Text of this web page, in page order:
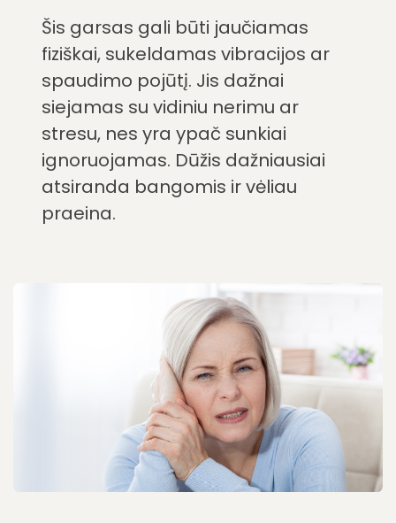
Šis garsas gali būti jaučiamas
fiziškai, sukeldamas vibracijos ar
spaudimo pojūtį. Jis dažnai
siejamas su vidiniu nerimu ar
stresu, nes yra ypač sunkiai
ignoruojamas. Dūžis dažniausiai
atsiranda bangomis ir vėliau
praeina.